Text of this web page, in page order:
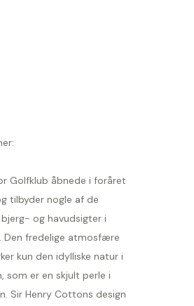
Golfklub åbnede i foråret
tilbyder nogle af de
og havudsigter i
Den fredelige atmosfære
kun den idylliske natur i
som er en skjult perle i
Sir Henry Cottons design